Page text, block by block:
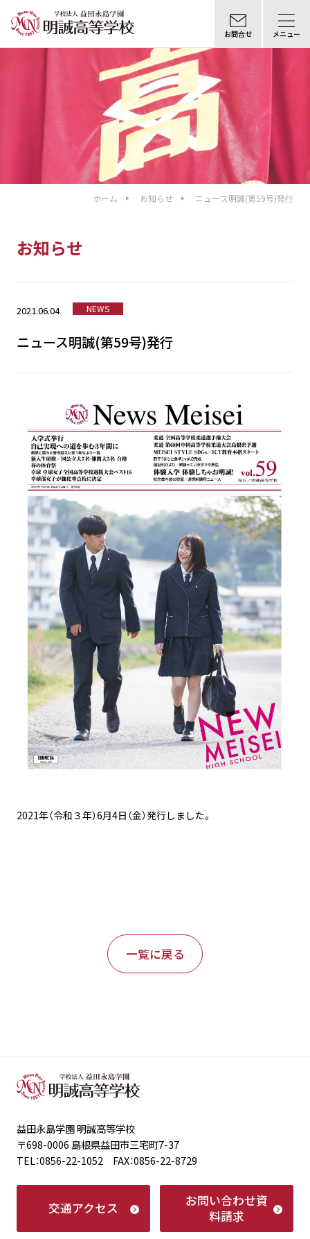
お問合せ メニュー
ホーム お知らせ ニュース明誠(第59号)発行
お知らせ
2021.06.04 NEWS
ニュース明誠(第59号)発行
2021年（令和３年）6月4日（金）発行しました。
一覧に戻る
益田永島学園 明誠高等学校
〒698-0006 島根県益田市三宅町7-37
TEL：0856-22-1052 FAX：0856-22-8729
交通アクセス お問い合わせ資
料請求